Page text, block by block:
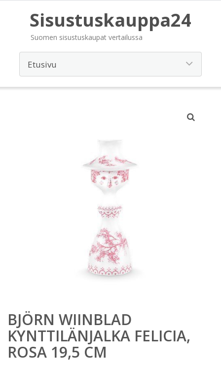
Sisustuskauppa24
Suomen sisustuskaupat vertailussa
BJÖRN WIINBLAD
KYNTTILÄNJALKA FELICIA,
ROSA 19,5 CM